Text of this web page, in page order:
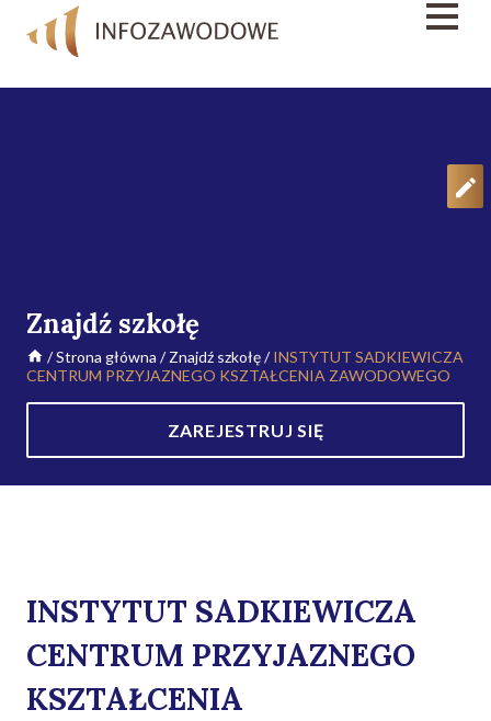
Znajdź szkołę
/Strona główna /Znajdź szkołę/INSTYTUT SADKIEWICZA
CENTRUM PRZYJAZNEGO KSZTAŁCENIA ZAWODOWEGO
ZAREJESTRUJ SIĘ
INSTYTUT SADKIEWICZA
CENTRUM PRZYJAZNEGO
KSZTAŁCENIA